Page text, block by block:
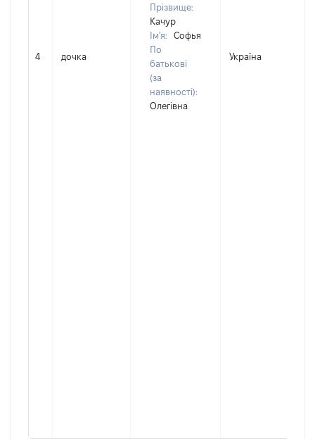
4 дочка
Прізвище:
Качур
Ім'я:
Софья
По
батькові
(за
наявності):
Олегівна
Україна